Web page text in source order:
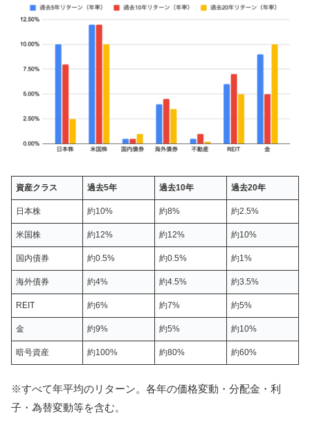
資産クラス 過去5年 過去10年 過去20年
日本株 約10% 約8% 約2.5%
米国株 約12% 約12% 約10%
国内債券 約0.5% 約0.5% 約1%
海外債券 約4% 約4.5% 約3.5%
REIT 約6% 約7% 約5%
金 約9% 約5% 約10%
暗号資産 約100% 約80% 約60%
※すべて年平均のリターン。各年の価格変動・分配金・利
子・為替変動等を含む。